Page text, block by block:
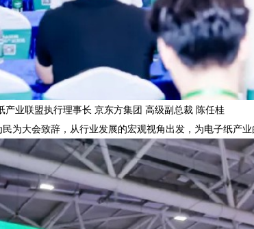
产业联盟执行理事长 京东方集团 高级副总裁 陈任桂
为大会致辞，从行业发展的宏观视角出发，为电子纸产